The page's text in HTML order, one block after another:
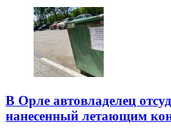
В Орле автовладелец
нанесенный летающим